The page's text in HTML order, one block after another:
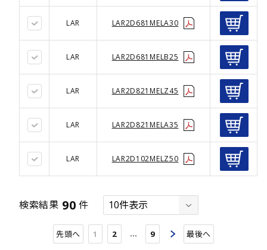
LAR LAR2D681MELA30
LAR LAR2D681MELB25
LAR LAR2D821MELZ45
LAR LAR2D821MELA35
LAR LAR2D102MELZ50
検索結果 90 件
先頭へ 1 2 … 9 最後へ